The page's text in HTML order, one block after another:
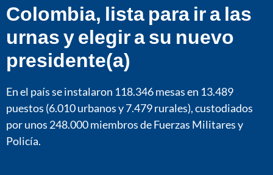
Colombia, lista para ir a las
urnas y elegir a su nuevo
presidente(a)
En el país se instalaron 118.346 mesas en 13.489
puestos (6.010 urbanos y 7.479 rurales), custodiados
por unos 248.000 miembros de Fuerzas Militares y
Policía.